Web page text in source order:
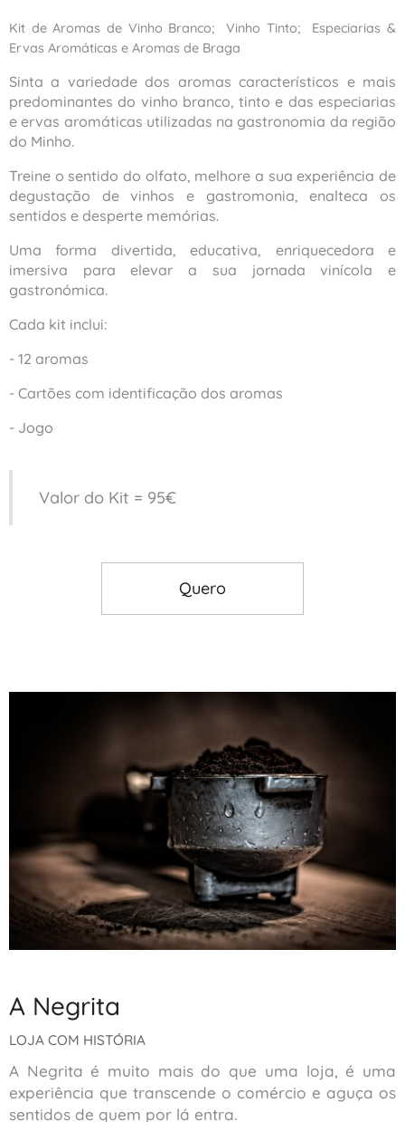
Kit de Aromas de Vinho Branco; Vinho Tinto; Especiarias &
Ervas Aromáticas e Aromas de Braga
Sinta a variedade dos aromas característicos e mais
predominantes do vinho branco, tinto e das especiarias
e ervas aromáticas utilizadas na gastronomia da região
do Minho.
Treine o sentido do olfato, melhore a sua experiência de
degustação de vinhos e gastromonia, enalteca os
sentidos e desperte memórias.
Uma forma divertida, educativa, enriquecedora e
imersiva para elevar a sua jornada vinícola e
gastronómica.
Cada kit inclui:
- 12 aromas
- Cartões com identificação dos aromas
- Jogo
Valor do Kit = 95€
Quero
A Negrita
LOJA COM HISTÓRIA
A Negrita é muito mais do que uma loja, é uma
experiência que transcende o comércio e aguça os
sentidos de quem por lá entra.